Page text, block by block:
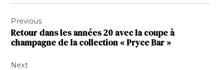
de
l’article
Previous
Retour dans les années 20 avec la coupe à
champagne de la collection « Pryce Bar »
Next